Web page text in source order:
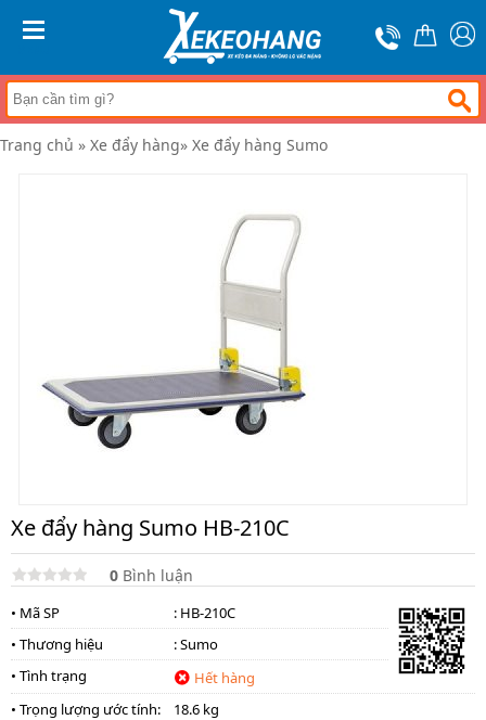
Trang
chủ
Xe
đẩy
hàng
Xe
Trang chủ » Xe đẩy hàng» Xe đẩy hàng Sumo
Xe đẩy hàng Sumo HB-210C
0 Bình luận
• Mã SP
: HB-210C
• Thương hiệu
:Sumo
• Tình trạng
Hết hàng
• Trọng lượng ước tính:
18.6 kg